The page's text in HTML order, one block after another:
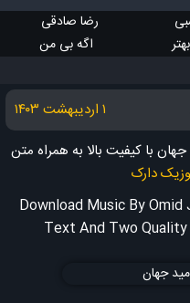
رضا صادقی
اگه بی من
۱ اردیبهشت ۱۴۰۳
با کیفیت بالا به همراه متن
دارک
Download Music By Omid
Text And Two